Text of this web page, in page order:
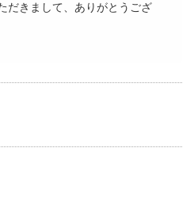
だきまして、ありがとうござ